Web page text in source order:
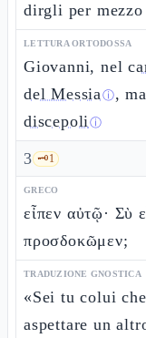
dirgli per
LETTURA ORTODOSSA
Giovanni, nel
del Messiaⓘ,
discepoliⓘ
3 🗝️1
GRECO
εἶπεν αὐτῷ· Σὺ
προσδοκῶμεν;
TRADUZIONE GNOSTICA
«Sei tu colui
aspettare un